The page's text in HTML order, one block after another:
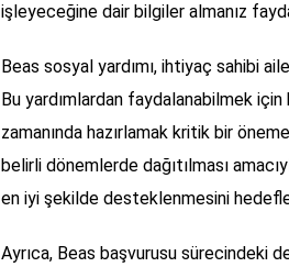
işleyeceğine dair bilgiler almanız
Beas sosyal yardımı, ihtiyaç sahibi
Bu yardımlardan faydalanabilmek
zamanında hazırlamak kritik bir
belirli dönemlerde dağıtılması
en iyi şekilde desteklenmesini
Ayrıca, Beas başvurusu sürecindeki